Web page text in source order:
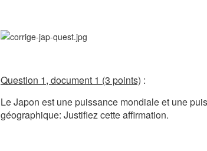
Question 1, document 1 (3 points) :
Le Japon est une puissance mondiale et une
géographique: Justifiez cette affirmation.